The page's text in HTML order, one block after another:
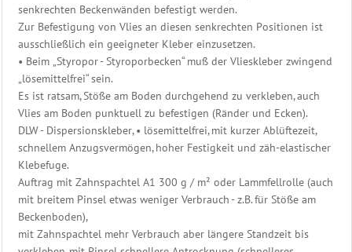
senkrechten Beckenwänden befestigt werden.
Zur Befestigung von Vlies an diesen senkrechten Positionen ist
ausschließlich ein geeigneter Kleber einzusetzen.
• Beim „Styropor - Styroporbecken“ muß der Vlieskleber zwingend
„lösemittelfrei“ sein.
Es ist ratsam, Stöße am Boden durchgehend zu verkleben, auch
Vlies am Boden punktuell zu befestigen (Ränder und Ecken).
DLW - Dispersionskleber, • lösemittelfrei, mit kurzer Ablüftezeit,
schnellem Anzugsvermögen, hoher Festigkeit und zäh-elastischer
Klebefuge.
Auftrag mit Zahnspachtel A1 300 g / m² oder Lammfellrolle (auch
mit breitem Pinsel etwas weniger Verbrauch - z.B. für Stöße am
Beckenboden),
mit Zahnspachtel mehr Verbrauch aber längere Standzeit bis
Filter
Pumpen
PVC
Rohrmontagen
Schwimmbad
Steuerung
Heizung
Beckenwasser
Gegenstromanlage